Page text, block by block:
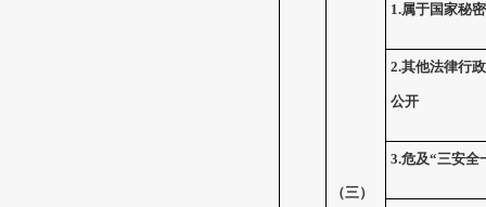
（三）
1.属于国家秘密
2.其他法律行
公开
3.危及“三安全